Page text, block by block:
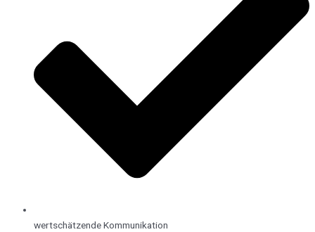
wertschätzende Kommunikation